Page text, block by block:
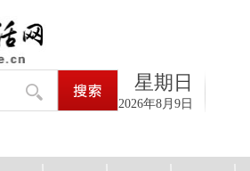
星期日
2026年8月9日